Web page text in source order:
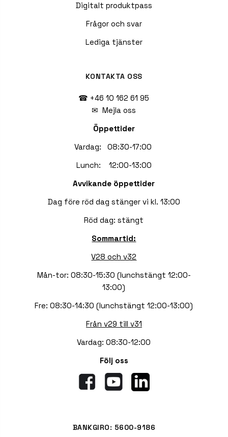
Digitalt produktpass
Frågor och svar
Lediga tjänster
KONTAKTA OSS
☎ +46 10 162 61 95
✉Mejla oss
Öppettider
Vardag: 08:30-17:00
Lunch: 12:00-13:00
Avvikande öppettider
Dag före röd dag stänger vi kl. 13:00
Röd dag: stängt
Sommartid:
V28 och v32
Mån-tor: 08:30-15:30 (lunchstängt 12:00-
13:00)
Fre: 08:30-14:30 (lunchstängt 12:00-13:00)
Från v29 till v31
Vardag: 08:30-12:00
Följ oss
BANKGIRO: 5600-9186